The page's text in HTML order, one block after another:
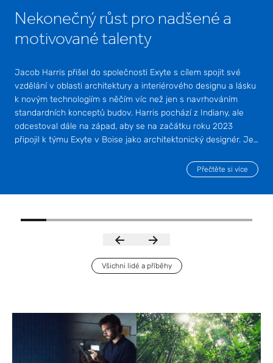
Nekonečný růst pro nadšené a
motivované talenty
Jacob Harris přišel do společnosti Exyte s cílem spojit své
vzdělání v oblasti architektury a interiérového designu a lásku
k novým technologiím s něčím víc než jen s navrhováním
standardních konceptů budov. Harris pochází z Indiany, ale
odcestoval dále na západ, aby se na začátku roku 2023
připojil k týmu Exyte v Boise jako architektonický designér. Je
Přečtěte si více
Všichni lidé a příběhy